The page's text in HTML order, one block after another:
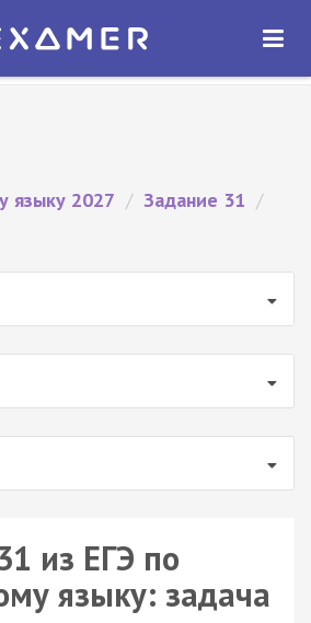
ЕГЭ 2027
ОТКРЫТЬ
языку 2027 / Задание 31 /
из ЕГЭ по
языку: задача